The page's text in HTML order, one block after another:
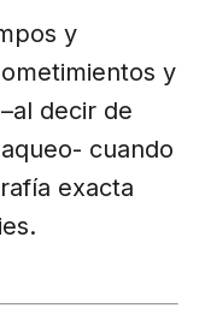
y
y
decir de
cuando
exacta